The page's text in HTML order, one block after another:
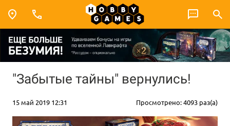
"Забытые тайны" вернулись!
15 май 2019 12:31 Просмотрено: 4093 раз(а)